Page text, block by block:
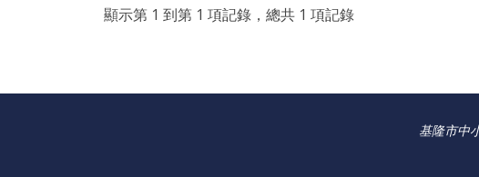
顯示第 1 到第 1 項記錄，總共 1 項記錄
基隆市中